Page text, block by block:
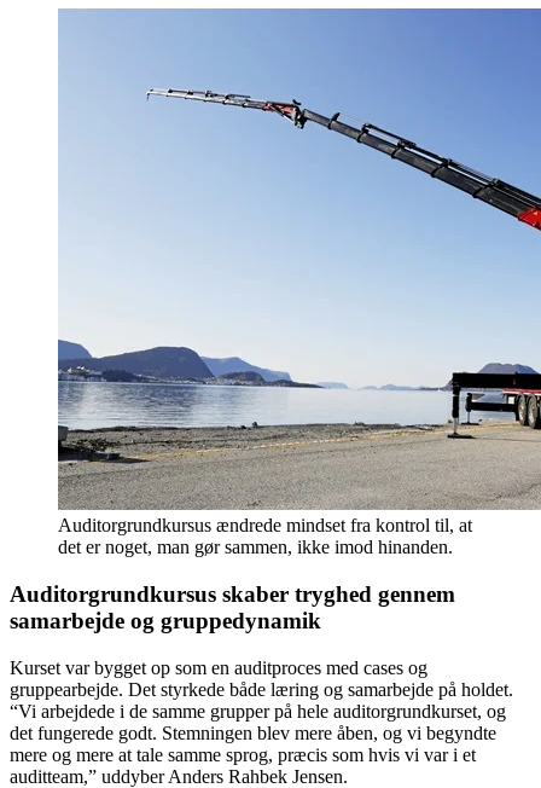
Auditorgrundkursus ændrede mindset fra kontrol til, at
det er noget, man gør sammen, ikke imod hinanden.
Auditorgrundkursus skaber tryghed gennem
samarbejde og gruppedynamik
Kurset var bygget op som en auditproces med cases og
gruppearbejde. Det styrkede både læring og samarbejde på holdet.
“Vi arbejdede i de samme grupper på hele auditorgrundkurset, og
det fungerede godt. Stemningen blev mere åben, og vi begyndte
mere og mere at tale samme sprog, præcis som hvis vi var i et
auditteam,” uddyber Anders Rahbek Jensen.